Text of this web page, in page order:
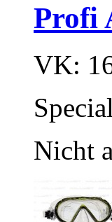
Profi
VK:
Nicht